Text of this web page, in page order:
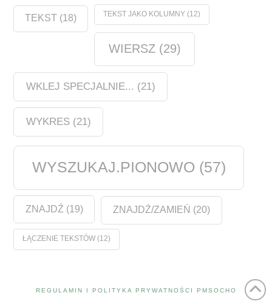
TEKST (18) TEKST JAKO KOLUMNY(12)
WIERSZ(29)
WKLEJ SPECJALNIE... (21)
WYKRES(21)
WYSZUKAJ.PIONOWO (57)
ZNAJDŹ (19) ZNAJDŹ/ZAMIEŃ (20)
ŁĄCZENIE TEKSTÓW (12)
REGULAMIN I POLITYKA PRYWATNOŚCI PMSOCHO